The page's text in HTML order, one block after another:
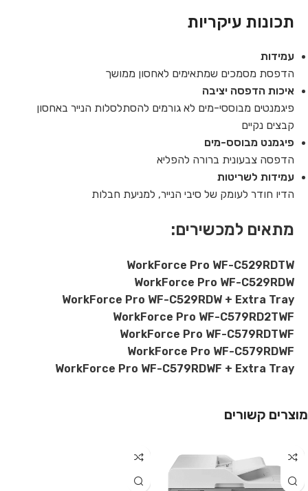
תכונות עיקריות
עמידות
הדפסת מסמכים שמתאימים לאחסון ממושך
איכות הדפסה יציבה
פיגמנטים מבוססי-מים לא גורמים להסתלסלות הנייר באחסון
קבצים נקיים
פיגמנט מבוסס-מים
הדפסה צבעונית ברורה להפליא
עמידות לשריטות
הדיו חודר לעומק של סיבי הנייר, למניעת חבלות
מתאים למכשירים:
WorkForce Pro WF-C529RDTW
WorkForce Pro WF-C529RDW
WorkForce Pro WF-C529RDW + Extra Tray
WorkForce Pro WF-C579RD2TWF
WorkForce Pro WF-C579RDTWF
WorkForce Pro WF-C579RDWF
WorkForce Pro WF-C579RDWF + Extra Tray
מוצרים קשורים